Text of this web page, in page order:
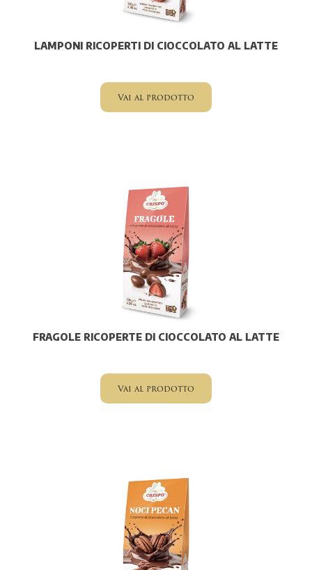
LAMPONI RICOPERTI DI CIOCCOLATO AL LATTE
Vai al prodotto
FRAGOLE RICOPERTE DI CIOCCOLATO AL LATTE
Vai al prodotto